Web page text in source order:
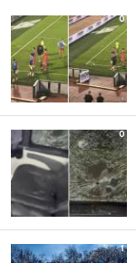
0
0
1